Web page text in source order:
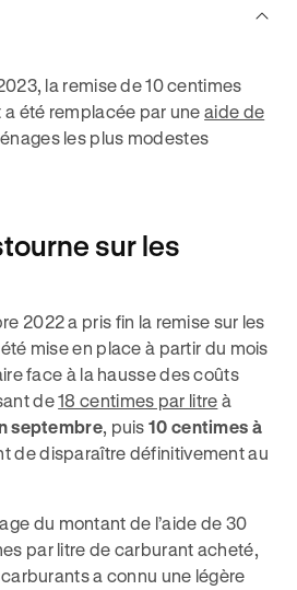
la remise de 10 centimes
a été remplacée par uneaide de
les plus modestes
sur les
2022 a pris fin la remise sur les
mise en place à partir du mois
face à la hausse des coûts
de18 centimes par litre à
septembre, puis10 centimes à
de disparaître définitivement au
du montant de l’aide de 30
par litre de carburant acheté,
a connu une légère